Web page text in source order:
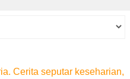
Cerita seputar keseharian,